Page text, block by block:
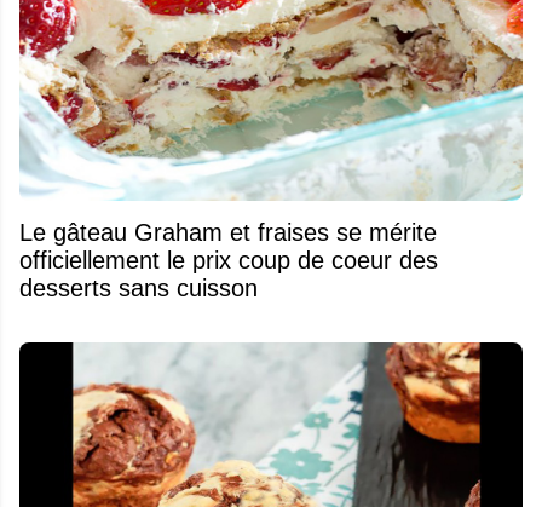
Le gâteau Graham et fraises se mérite
officiellement le prix coup de coeur des
desserts sans cuisson